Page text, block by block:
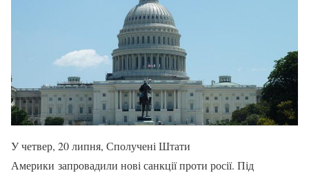
У четвер, 20 липня, Сполучені Штати
Америки запровадили нові санкції проти росії. Під